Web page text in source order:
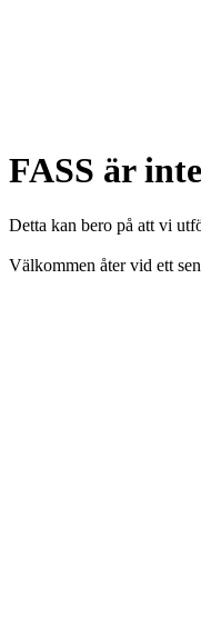
FASS är
Detta kan bero på att vi
Välkommen åter vid ett